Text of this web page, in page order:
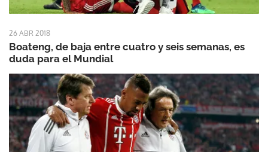
26 ABR 2018
Boateng, de baja entre cuatro y seis semanas, es
duda para el Mundial